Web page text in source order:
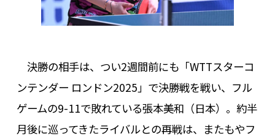
決勝の相手は、つい2週間前にも「WTTスターコ
ンテンダー ロンドン2025」で決勝戦を戦い、フル
ゲームの9-11で敗れている張本美和（日本）。約半
月後に巡ってきたライバルとの再戦は、またもやフ